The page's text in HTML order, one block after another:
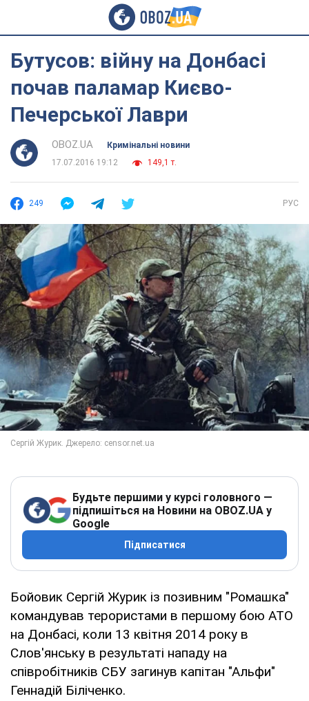
Бутусов: війну на Донбасі
почав паламар Києво-
Печерської Лаври
OBOZ.UA
Кримінальні новини
17.07.2016 19:12
149,1 т.
249 РУС
Будьте першими у курсі головного —
підпишіться на Новини на OBOZ.UA у
Google
Підписатися
Бойовик Сергій Журик із позивним "Ромашка"
командував терористами в першому бою АТО
на Донбасі, коли 13 квітня 2014 року в
Слов'янську в результаті нападу на
співробітників СБУ загинув капітан "Альфи"
Геннадій Біліченко.